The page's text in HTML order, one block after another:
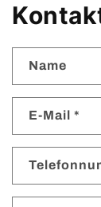
Name
E-Mail *